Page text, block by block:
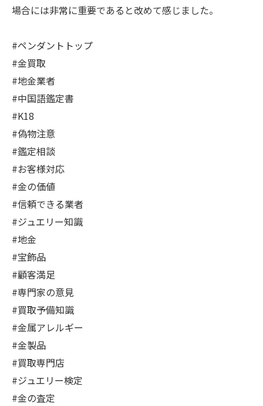
場合には非常に重要であると改めて感じました。
#ペンダントトップ
#金買取
#地金業者
#中国語鑑定書
#K18
#偽物注意
#鑑定相談
#お客様対応
#金の価値
#信頼できる業者
#ジュエリー知識
#地金
#宝飾品
#顧客満足
#専門家の意見
#買取予備知識
#金属アレルギー
#金製品
#買取専門店
#ジュエリー検定
#金の査定